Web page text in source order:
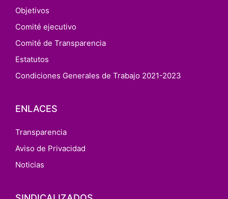
Objetivos
Comité ejecutivo
Comité de Transparencia
Estatutos
Condiciones Generales de Trabajo 2021-2023
ENLACES
Transparencia
Aviso de Privacidad
Noticias